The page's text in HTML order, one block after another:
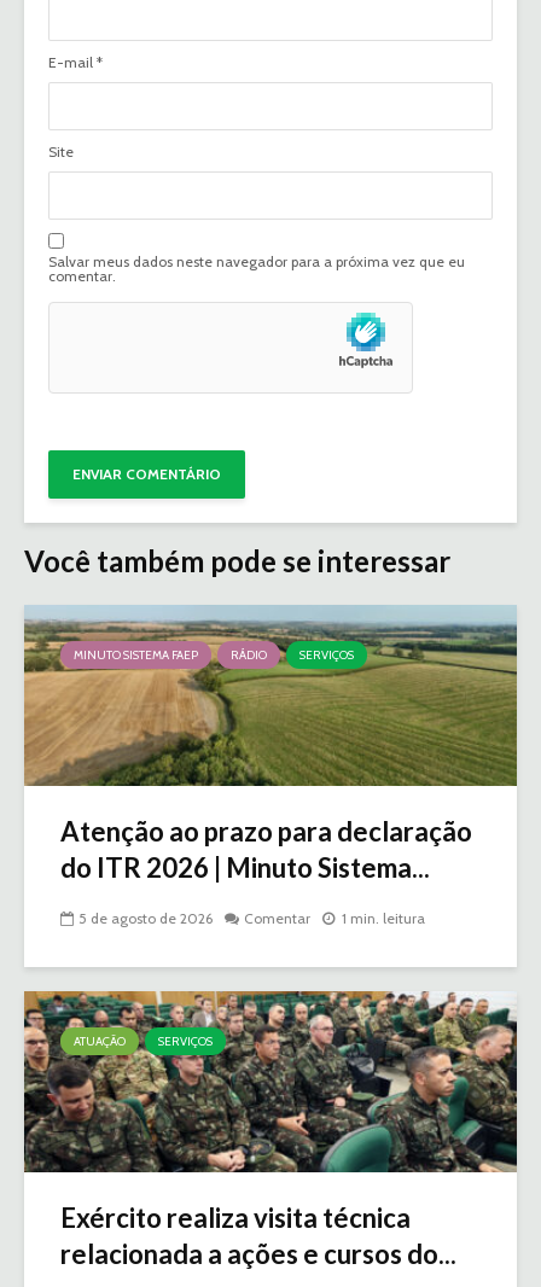
E-mail *
Site
Salvar meus dados neste navegador para a próxima vez que eu
comentar.
Você também pode se interessar
MINUTO SISTEMA FAEP RÁDIO SERVIÇOS
Atenção ao prazo para declaração
do ITR 2026 | Minuto Sistema...
5 de agosto de 2026 Comentar 1 min. leitura
ATUAÇÃO SERVIÇOS
Exército realiza visita técnica
relacionada a ações e cursos do...